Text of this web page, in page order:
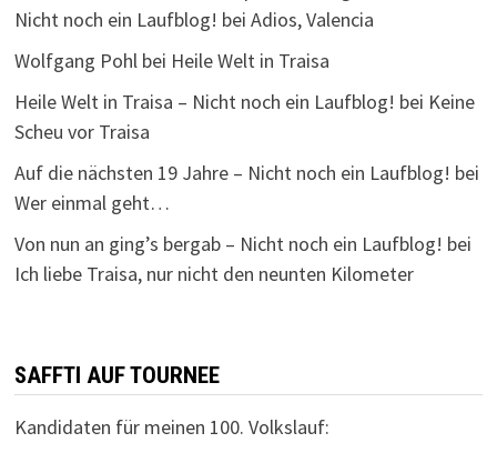
Nicht noch ein Laufblog! bei Adios, Valencia
Wolfgang Pohlbei Heile Welt in Traisa
Heile Welt in Traisa – Nicht noch ein Laufblog! bei Keine
Scheu vor Traisa
Auf die nächsten 19 Jahre – Nicht noch ein Laufblog! bei
Wer einmal geht…
Von nun an ging’s bergab – Nicht noch ein Laufblog! bei
Ich liebe Traisa, nur nicht den neunten Kilometer
SAFFTI AUF TOURNEE
Kandidaten für meinen 100. Volkslauf: